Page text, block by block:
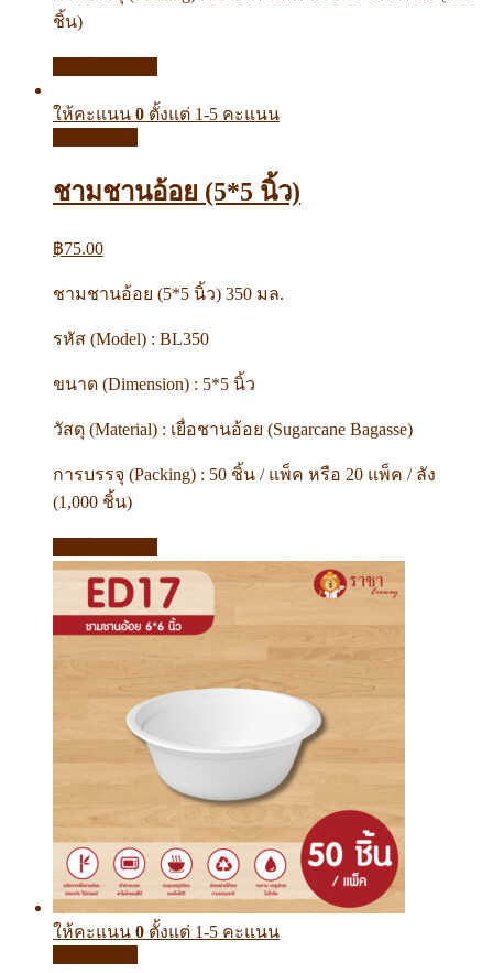
ชิ้น)
ให้คะแนน 0 ตั้งแต่ 1-5 คะแนน
ชามชานอ้อย (5*5 นิ้ว)
฿75.00
ชามชานอ้อย (5*5 นิ้ว) 350 มล.
รหัส (Model) : BL350
ขนาด (Dimension) : 5*5 นิ้ว
วัสดุ (Material) : เยื่อชานอ้อย (Sugarcane Bagasse)
การบรรจุ (Packing) : 50 ชิ้น / แพ็ค หรือ 20 แพ็ค / ลัง
(1,000 ชิ้น)
ให้คะแนน 0 ตั้งแต่ 1-5 คะแนน